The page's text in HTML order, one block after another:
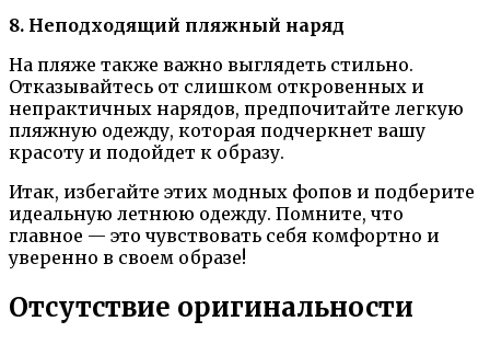
8. Неподходящий пляжный наряд
На пляже также важно выглядеть стильно.
Отказывайтесь от слишком откровенных и
непрактичных нарядов, предпочитайте легкую
пляжную одежду, которая подчеркнет вашу
красоту и подойдет к образу.
Итак, избегайте этих модных фопов и подберите
идеальную летнюю одежду. Помните, что
главное — это чувствовать себя комфортно и
уверенно в своем образе!
Отсутствие оригинальности